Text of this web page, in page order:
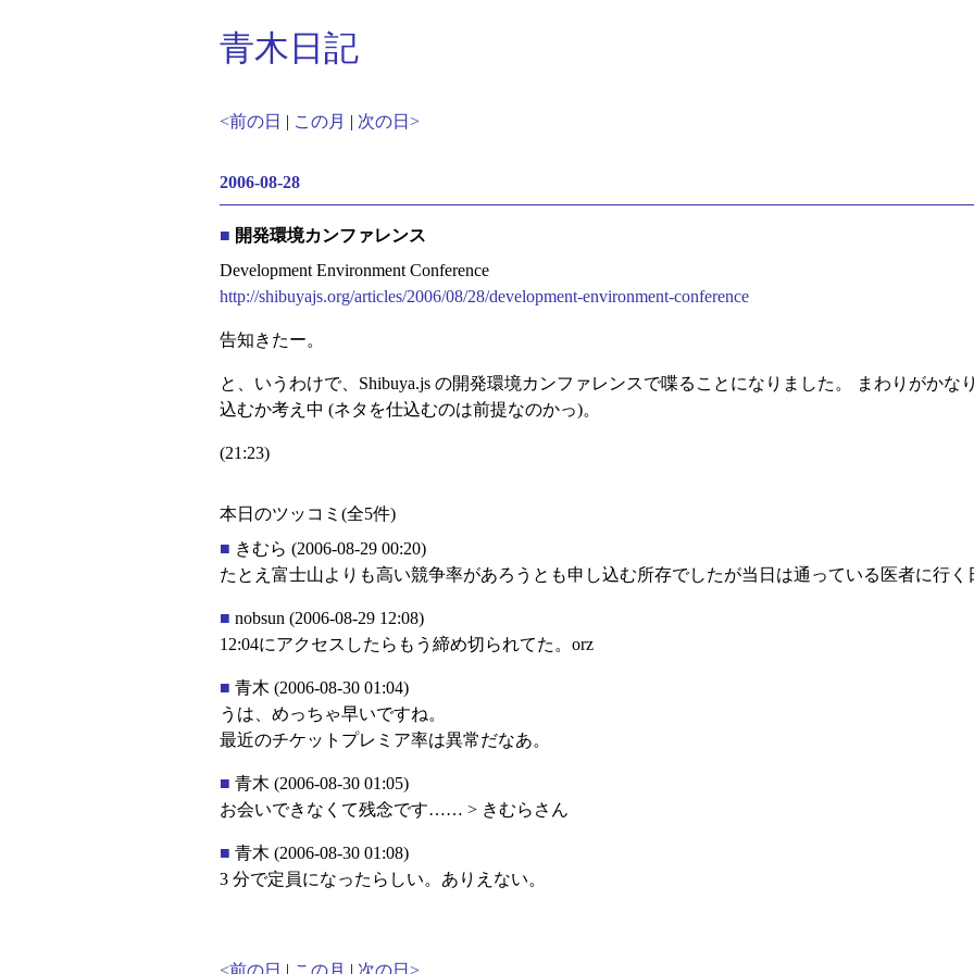
青木日記
<前の日 | この月 | 次の日>
2006-08-28
■ 開発環境カンファレンス
Development Environment Conference
http://shibuyajs.org/articles/2006/08/28/development-environment-conference
告知きたー。
と、いうわけで、Shibuya.js の開発環境カンファレンスで喋ることになりました。 まわりがかな
込むか考え中 (ネタを仕込むのは前提なのかっ)。
(21:23)
本日のツッコミ(全5件)
■ きむら (2006-08-29 00:20)
たとえ富士山よりも高い競争率があろうとも申し込む所存でしたが当日は通っている医者に行く
■ nobsun (2006-08-29 12:08)
12:04にアクセスしたらもう締め切られてた。orz
■ 青木 (2006-08-30 01:04)
うは、めっちゃ早いですね。
最近のチケットプレミア率は異常だなあ。
■ 青木 (2006-08-30 01:05)
お会いできなくて残念です…… > きむらさん
■ 青木 (2006-08-30 01:08)
3 分で定員になったらしい。ありえない。
<前の日 | この月 | 次の日>